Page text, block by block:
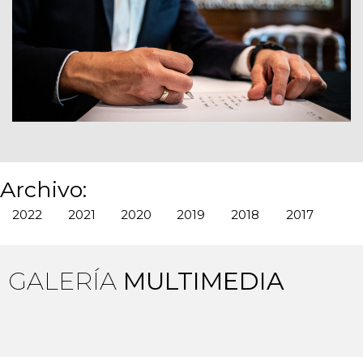
Archivo:
2022 2021 2020 2019 2018 2017
GALERÍA MULTIMEDIA